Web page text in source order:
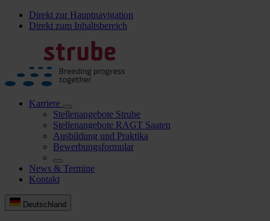
Direkt zur Hauptnavigation
Direkt zum Inhaltsbereich
Karriere
Stellenangebote Strube
Stellenangebote RAGT Saaten
Ausbildung und Praktika
Bewerbungsformular
News & Termine
Kontakt
Deutschland